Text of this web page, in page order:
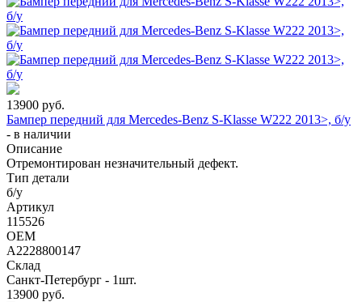
13900 руб.
Бампер передний для Mercedes-Benz S-Klasse W222 2013>, б/у
- в наличии
Описание
Отремонтирован незначительный дефект.
Тип детали
б/у
Артикул
115526
OEM
A2228800147
Склад
Санкт-Петербург - 1шт.
13900 руб.